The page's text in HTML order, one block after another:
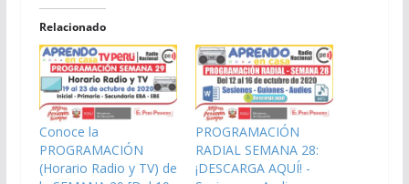
Relacionado
Conoce la
PROGRAMACIÓN
(Horario Radio y TV) de
PROGRAMACIÓN
RADIAL SEMANA 28:
¡DESCARGA AQUÍ! -